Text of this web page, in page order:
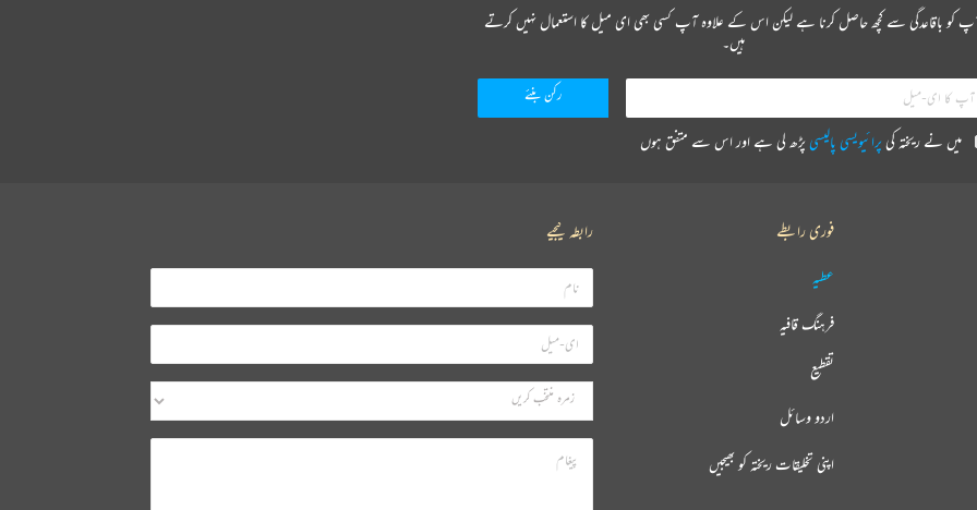
کو باقاعدگی سے کچھ حاصل کرنا ہے لیکن اس کے علاوہ آپ کسی بھی ای میل کا استعمال نہیں کرتے
ہیں۔
میں نے ریختہ کی پرائیویسی پالیسی پڑھ لی ہے اور اس سے متفق ہوں
فوری رابطے
عطیہ
فرہنگ قافیہ
تقطیع
اردو وسائل
اپنی تخلیقات ریختہ کو بھیجیں
رابطہ کیجیے